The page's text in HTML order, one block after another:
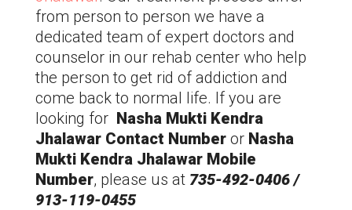
from person to person we have a
dedicated team of expert doctors and
counselor in our rehab center who help
the person to get rid of addiction and
come back to normal life. If you are
looking for Nasha Mukti Kendra
Jhalawar Contact Number or Nasha
Mukti Kendra Jhalawar Mobile
Number, please us at 735-492-0406 /
913-119-0455